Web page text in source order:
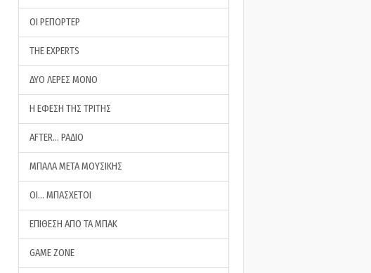
ΟΙ ΡΕΠΟΡΤΕΡ
THE EXPERTS
ΔΥΟ ΛΕΡΕΣ ΜΟΝΟ
Η ΕΦΕΣΗ ΤΗΣ ΤΡΙΤΗΣ
AFTER… ΡΑΔΙΟ
ΜΠΑΛΑ ΜΕΤΑ ΜΟΥΣΙΚΗΣ
ΟΙ… ΜΠΑΣΧΕΤΟΙ
ΕΠΙΘΕΣΗ ΑΠΟ ΤΑ ΜΠΑΚ
GAME ZONE